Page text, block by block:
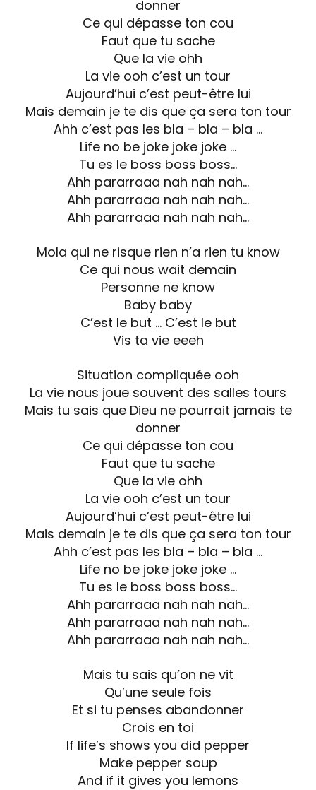
donner
Ce qui dépasse ton cou
Faut que tu sache
Que la vie ohh
La vie ooh c’est un tour
Aujourd’hui c’est peut-être lui
Mais demain je te dis que ça sera ton tour
Ahh c’est pas les bla – bla – bla …
Life no be joke joke joke …
Tu es le boss boss boss…
Ahh pararraaa nah nah nah…
Ahh pararraaa nah nah nah…
Ahh pararraaa nah nah nah…
Mola qui ne risque rien n’a rien tu know
Ce qui nous wait demain
Personne ne know
Baby baby
C’est le but … C’est le but
Vis ta vie eeeh
Situation compliquée ooh
La vie nous joue souvent des salles tours
Mais tu sais que Dieu ne pourrait jamais te
donner
Ce qui dépasse ton cou
Faut que tu sache
Que la vie ohh
La vie ooh c’est un tour
Aujourd’hui c’est peut-être lui
Mais demain je te dis que ça sera ton tour
Ahh c’est pas les bla – bla – bla …
Life no be joke joke joke …
Tu es le boss boss boss…
Ahh pararraaa nah nah nah…
Ahh pararraaa nah nah nah…
Ahh pararraaa nah nah nah…
Mais tu sais qu’on ne vit
Qu’une seule fois
Et si tu penses abandonner
Crois en toi
If life’s shows you did pepper
Make pepper soup
And if it gives you lemons